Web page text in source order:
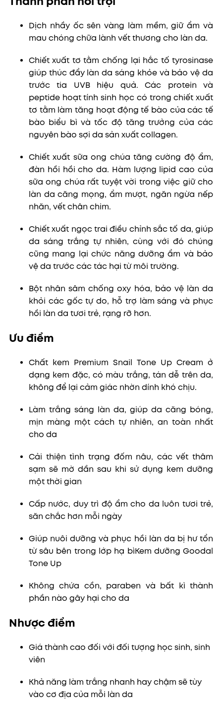
Dịch nhầy ốc sên vàng làm mềm, giữ ẩm và
mau chóng chữa lành vết thương cho làn da.
Chiết xuất tơ tằm chống lại hắc tố tyrosinase
giúp thúc đẩy làn da sáng khỏe và bảo vệ da
trước tia UVB hiệu quả. Các protein và
peptide hoạt tính sinh học có trong chiết xuất
tơ tằm làm tăng hoạt động tế bào của các tế
bào biểu bì và tốc độ tăng trưởng của các
nguyên bào sợi da sản xuất collagen.
Chiết xuất sữa ong chúa tăng cường độ ẩm,
đàn hồi hồi cho da. Hàm lượng lipid cao của
sữa ong chúa rất tuyệt vời trong việc giữ cho
làn da căng mọng, ẩm mượt, ngăn ngừa nếp
nhăn, vết chân chim.
Chiết xuất ngọc trai điều chỉnh sắc tố da, giúp
da sáng trắng tự nhiên, cùng với đó chúng
cũng mang lại chức năng dưỡng ẩm và bảo
vệ da trước các tác hại từ môi trường.
Bột nhân sâm chống oxy hóa, bảo vệ làn da
khỏi các gốc tự do, hỗ trợ làm sáng và phục
hồi làn da tươi trẻ, rạng rỡ hơn.
Ưu điểm
Chất kem Premium Snail Tone Up Cream ở
dạng kem đặc, có màu trắng, tán dễ trên da,
không để lại cảm giác nhờn dính khó chịu.
Làm trắng sáng làn da, giúp da căng bóng,
mịn màng một cách tự nhiên, an toàn nhất
cho da
Cải thiện tình trạng đốm nâu, các vết thâm
sạm sẽ mờ dần sau khi sử dụng kem dưỡng
một thời gian
Cấp nước, duy trì độ ẩm cho da luôn tươi trẻ,
săn chắc hơn mỗi ngày
Giúp nuôi dưỡng và phục hồi làn da bị hư tổn
từ sâu bên trong lớp hạ bìKem dưỡng Goodal
Tone Up
Không chứa cồn, paraben và bất kì thành
phần nào gây hại cho da
Nhược điểm
Giá thành cao đối với đối tượng học sinh, sinh
viên
Khả năng làm trắng nhanh hay chậm sẽ tùy
vào cơ địa của mỗi làn da